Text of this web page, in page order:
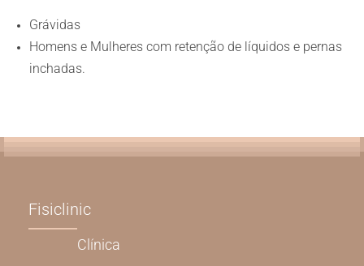
Grávidas
Homens e Mulheres com retenção de líquidos e pernas
inchadas.
Fisiclinic
Clínica